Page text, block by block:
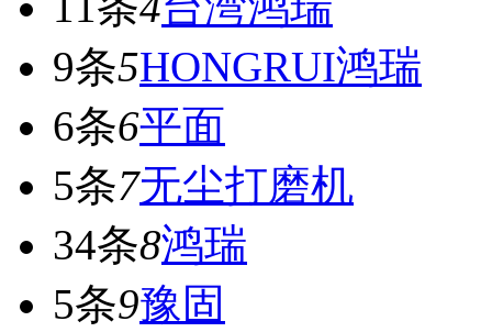
9条5HONGRUI鸿瑞
6条6平面
5条7无尘打磨机
34条8鸿瑞
5条9豫固